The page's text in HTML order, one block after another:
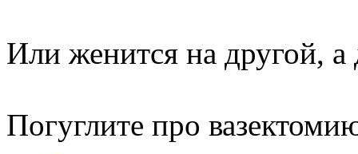
Или женится на другой,
Погуглите про